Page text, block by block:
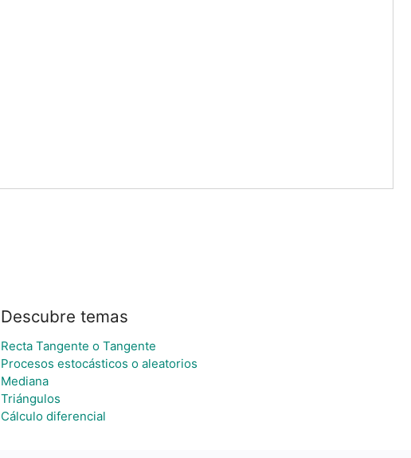
Descubre temas
Recta Tangente o Tangente
Procesos estocásticos o aleatorios
Mediana
Triángulos
Cálculo diferencial